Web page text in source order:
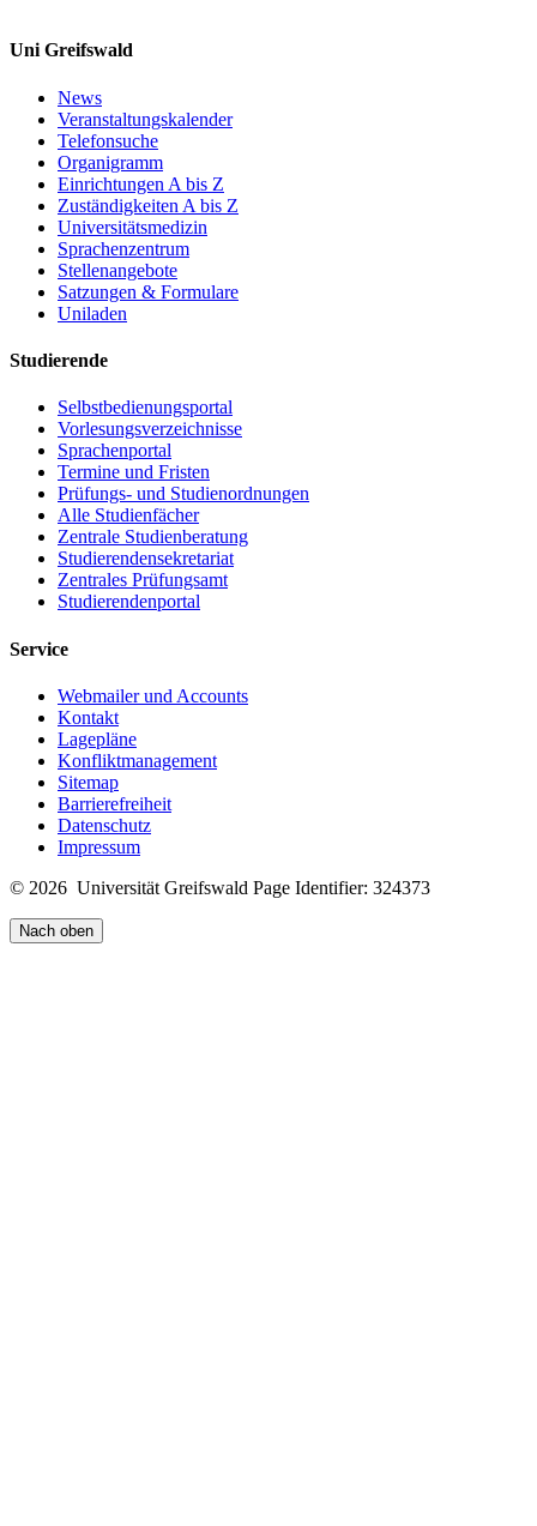
Uni Greifswald
News
Veranstaltungskalender
Telefonsuche
Organigramm
Einrichtungen A bis Z
Zuständigkeiten A bis Z
Universitätsmedizin
Sprachenzentrum
Stellenangebote
Satzungen & Formulare
Uniladen
Studierende
Selbstbedienungsportal
Vorlesungsverzeichnisse
Sprachenportal
Termine und Fristen
Prüfungs- und Studienordnungen
Alle Studienfächer
Zentrale Studienberatung
Studierendensekretariat
Zentrales Prüfungsamt
Studierendenportal
Service
Webmailer und Accounts
Kontakt
Lagepläne
Konfliktmanagement
Sitemap
Barrierefreiheit
Datenschutz
Impressum
© 2026 Universität Greifswald Page Identifier: 324373
Nach oben